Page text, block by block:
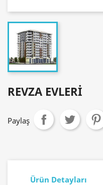
REVZA EVLERI
Paylaş
Ürün Detayları